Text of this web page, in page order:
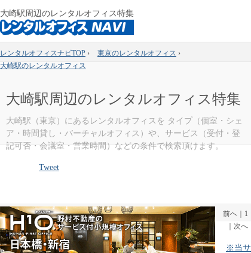
大崎駅周辺のレンタルオフィス特集
レンタルオフィスナビTOP › 東京のレンタルオフィス ›
大崎駅のレンタルオフィス
大崎駅周辺のレンタルオフィス特集
大崎駅（東京）にあるレンタルオフィスを タイプ（個室・シェ
ア・時間貸し・バーチャルオフィス）や、サービス（受付・登
記可否・会議室・営業時間）などの条件で検索頂けます。
Tweet
前へ
1
次へ
※当サ